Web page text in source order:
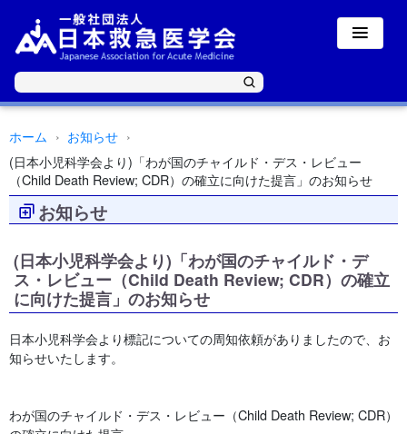
ホーム
お知らせ
(日本小児科学会より)「わが国のチャイルド・デス・レビュー
（Child Death Review; CDR）の確立に向けた提言」のお知らせ
お知らせ
(日本小児科学会より)「わが国のチャイルド・デ
ス・レビュー（Child Death Review; CDR）の確立
に向けた提言」のお知らせ
日本小児科学会より標記についての周知依頼がありましたので、お
知らせいたします。
わが国のチャイルド・デス・レビュー（Child Death Review; CDR）